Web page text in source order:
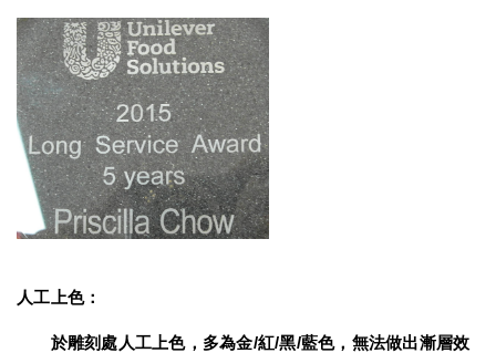
人工上色：
於雕刻處人工上色，多為金/紅/黑/藍色，無法做出漸層效